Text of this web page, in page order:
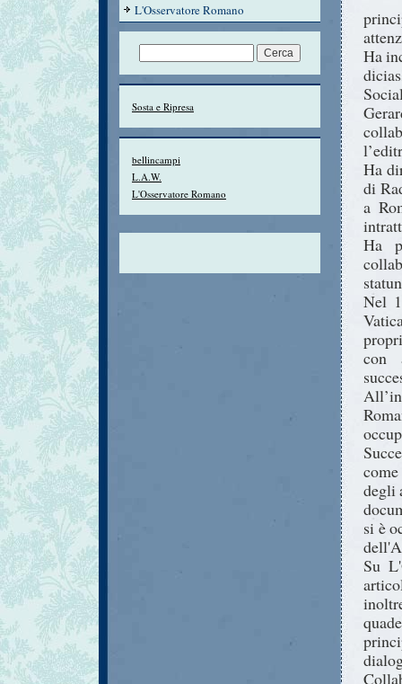
Ha
Ha
di
a
Ha
Nel
con
degli
si è
Su
L'Osservatore Romano
Sosta e Ripresa
bellincampi
L.A.W.
L'Osservatore Romano